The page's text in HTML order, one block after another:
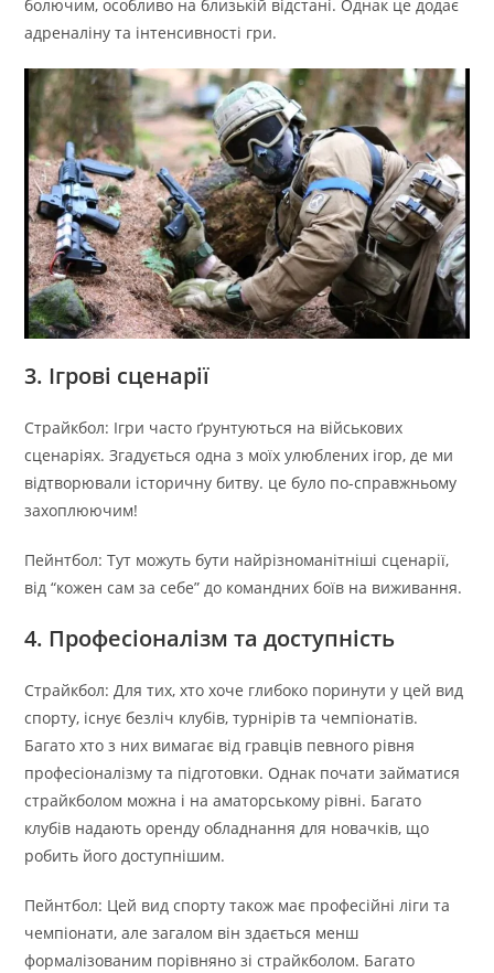
болючим, особливо на близькій відстані. Однак це додає
адреналіну та інтенсивності гри.
3. Ігрові сценарії
Страйкбол: Ігри часто ґрунтуються на військових
сценаріях. Згадується одна з моїх улюблених ігор, де ми
відтворювали історичну битву. це було по-справжньому
захоплюючим!
Пейнтбол: Тут можуть бути найрізноманітніші сценарії,
від “кожен сам за себе” до командних боїв на виживання.
4. Професіоналізм та доступність
Страйкбол: Для тих, хто хоче глибоко поринути у цей вид
спорту, існує безліч клубів, турнірів та чемпіонатів.
Багато хто з них вимагає від гравців певного рівня
професіоналізму та підготовки. Однак почати займатися
страйкболом можна і на аматорському рівні. Багато
клубів надають оренду обладнання для новачків, що
робить його доступнішим.
Пейнтбол: Цей вид спорту також має професійні ліги та
чемпіонати, але загалом він здається менш
формалізованим порівняно зі страйкболом. Багато